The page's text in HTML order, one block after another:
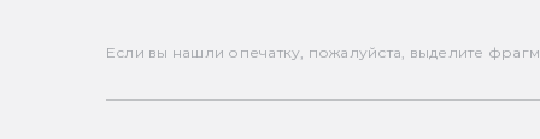
Если вы нашли опечатку, пожалуйста, выделите